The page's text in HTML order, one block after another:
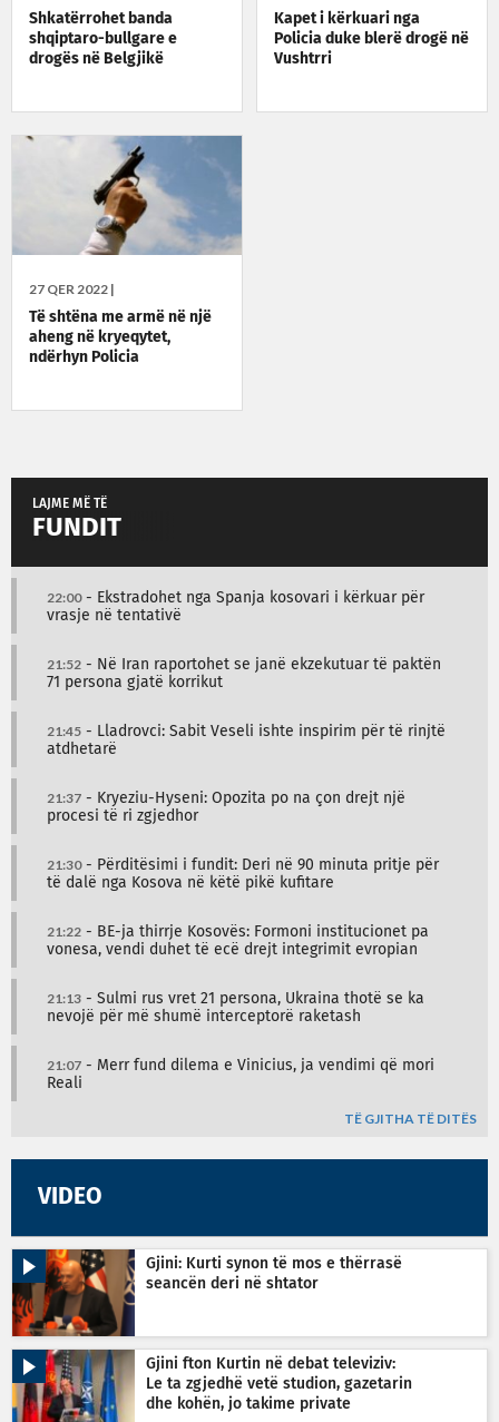
Shkatërrohet banda
shqiptaro-bullgare e
drogës në Belgjikë
Kapet i kërkuari nga
Policia duke blerë drogë në
Vushtrri
27 QER 2022 |
Të shtëna me armë në një
aheng në kryeqytet,
ndërhyn Policia
LAJME MË TË
FUNDIT
22:00- Ekstradohet nga Spanja kosovari i kërkuar për
vrasje në tentativë
21:52 - Në Iran raportohet se janë ekzekutuar të paktën
71 persona gjatë korrikut
21:45 - Lladrovci: Sabit Veseli ishte inspirim për të rinjtë
atdhetarë
21:37 - Kryeziu-Hyseni: Opozita po na çon drejt një
procesi të ri zgjedhor
21:30- Përditësimi i fundit: Deri në 90 minuta pritje për
të dalë nga Kosova në këtë pikë kufitare
21:22 - BE-ja thirrje Kosovës: Formoni institucionet pa
vonesa, vendi duhet të ecë drejt integrimit evropian
21:13 - Sulmi rus vret 21 persona, Ukraina thotë se ka
nevojë për më shumë interceptorë raketash
21:07 - Merr fund dilema e Vinicius, ja vendimi që mori
Reali
TË GJITHA TË DITËS
VIDEO
Gjini: Kurti synon të mos e thërrasë
seancën deri në shtator
Gjini fton Kurtin në debat televiziv:
Le ta zgjedhë vetë studion, gazetarin
dhe kohën, jo takime private